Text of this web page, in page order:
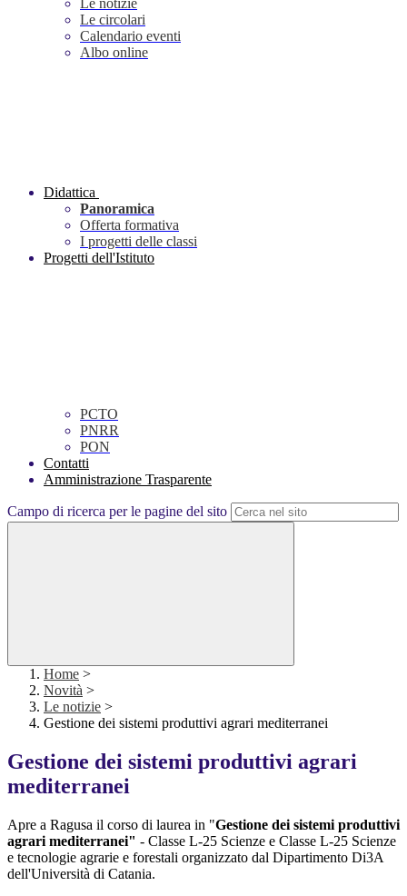
Le notizie
Le circolari
Calendario eventi
Albo online
Didattica
Panoramica
Offerta formativa
I progetti delle classi
Progetti dell'Istituto
PCTO
PNRR
PON
Contatti
Amministrazione Trasparente
Campo di ricerca per le pagine del sito
Home >
Novità >
Le notizie >
Gestione dei sistemi produttivi agrari mediterranei
Gestione dei sistemi produttivi agrari
mediterranei
Apre a Ragusa il corso di laurea in "Gestione dei sistemi produttivi
agrari mediterranei" - Classe L-25 Scienze e Classe L-25 Scienze
e tecnologie agrarie e forestali organizzato dal Dipartimento Di3A
dell'Università di Catania.